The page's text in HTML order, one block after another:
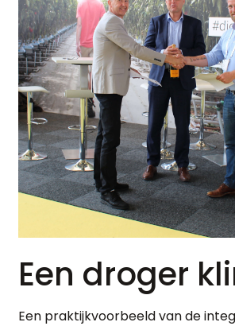
Een droger
Een praktijkvoorbeeld van de